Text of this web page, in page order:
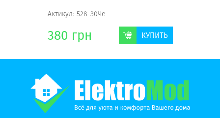
Актикул: 528-30Че
380 грн КУПИТЬ